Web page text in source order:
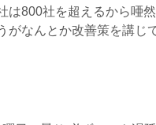
は800社を超えるから唖
がなんとか改善策を講じ